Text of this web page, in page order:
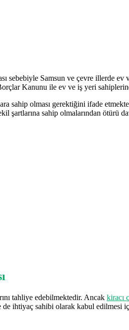
sebebiyle Samsun ve çevre illerde
Kanunu ile ev ve iş yeri sahiplerine
sahip olması gerektiğini ifade
şartlarına sahip olmalarından ötürü
tahliye edebilmektedir. Ancak kiracı
ihtiyaç sahibi olarak kabul edilmesi